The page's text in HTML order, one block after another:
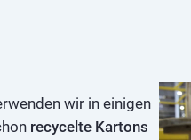
wir in einigen
recycelte Kartons